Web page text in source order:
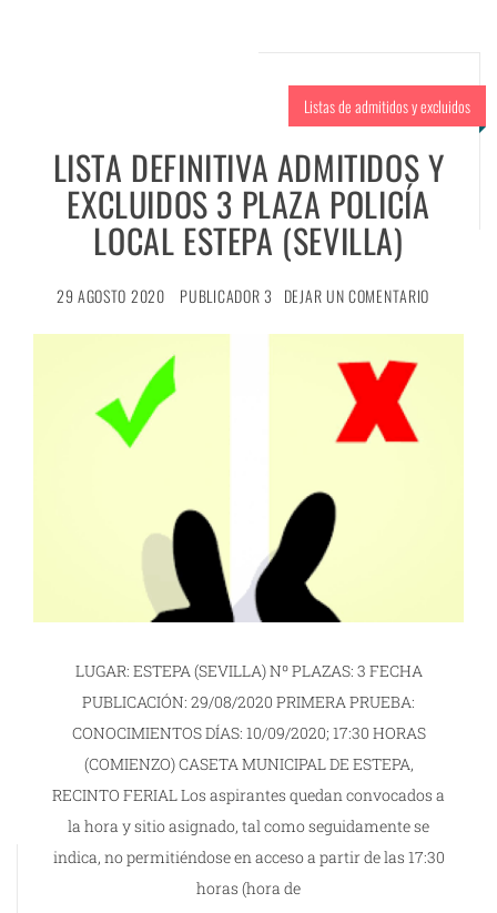
Listas de admitidos y excluidos
LISTA DEFINITIVA ADMITIDOS Y
EXCLUIDOS 3 PLAZA POLICÍA
LOCAL ESTEPA (SEVILLA)
29 AGOSTO 2020 PUBLICADOR 3 DEJAR UN COMENTARIO
LUGAR: ESTEPA (SEVILLA) Nº PLAZAS: 3 FECHA
PUBLICACIÓN: 29/08/2020 PRIMERA PRUEBA:
CONOCIMIENTOS DÍAS: 10/09/2020; 17:30 HORAS
(COMIENZO) CASETA MUNICIPAL DE ESTEPA,
RECINTO FERIAL Los aspirantes quedan convocados a
la hora y sitio asignado, tal como seguidamente se
indica, no permitiéndose en acceso a partir de las 17:30
horas (hora de